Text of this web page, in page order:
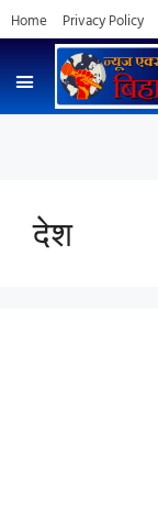
Home Privacy Policy
देश